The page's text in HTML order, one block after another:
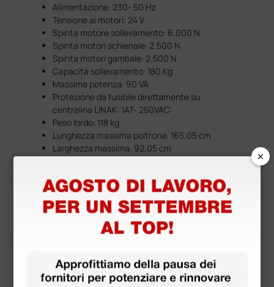
Alimentazione: 230- 50 Hz
Tensione ai motori: 24 V
Spinta motore sollevamento: 6.000 N
Spinta motori schienale: 2.500 N
Spinta motori gambale: 2.500 N
Capacità sollevamento: 180 Kg
Massima potenza: 90 VA
Protezione da fusibile direttamente su
centralina LINAK: 1AT- 250VAC
Peso lordo: 118 kg
Lunghezza massima poltrona: 165,05 cm
Larghezza massima: 92,05 cm
Download
Manuale D'Uso
Dichiarazione di conformità
×